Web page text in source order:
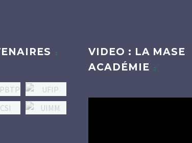
VIDEO : LA MASE
ACADÉMIE